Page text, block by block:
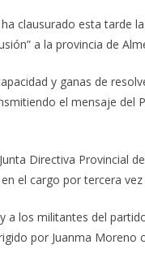
clausurado esta tarde
a la provincia de
y ganas de
el mensaje del
Directiva Provincial
el cargo por tercera
a los militantes del
por Juanma Moreno